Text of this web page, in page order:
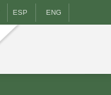
ESP ENG